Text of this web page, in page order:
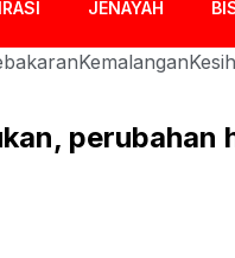
JENAYAH
Kemalangan
perubahan